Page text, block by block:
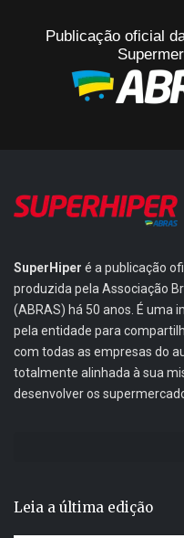
Publicação oficial
SuperHiper é a publicação
produzida pela Associação
(ABRAS) há 50 anos. É
pela entidade para
com todas as empresas do
totalmente alinhada à sua
desenvolver os
Leia a última edição